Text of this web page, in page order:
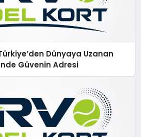
Dünyaya Uzanan
Güvenin Adresi